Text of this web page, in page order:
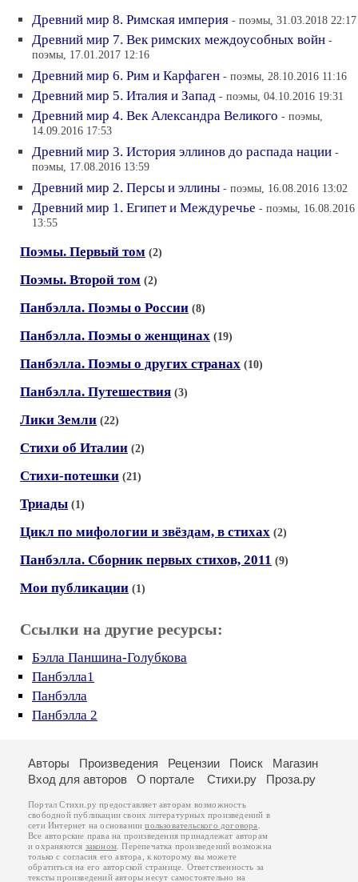
Древний мир 8. Римская империя - поэмы, 31.03.2018 22:17
Древний мир 7. Век римских междоусобных войн -
поэмы, 17.01.2017 12:16
Древний мир 6. Рим и Карфаген - поэмы, 28.10.2016 11:16
Древний мир 5. Италия и Запад - поэмы, 04.10.2016 19:31
Древний мир 4. Век Александра Великого - поэмы,
14.09.2016 17:53
Древний мир 3. История эллинов до распада нации -
поэмы, 17.08.2016 13:59
Древний мир 2. Персы и эллины - поэмы, 16.08.2016 13:02
Древний мир 1. Египет и Междуречье - поэмы, 16.08.2016
13:55
Поэмы. Первый том (2)
Поэмы. Второй том (2)
Панбэлла. Поэмы о России (8)
Панбэлла. Поэмы о женщинах (19)
Панбэлла. Поэмы о других странах (10)
Панбэлла. Путешествия (3)
Лики Земли (22)
Стихи об Италии (2)
Стихи-потешки (21)
Триады (1)
Цикл по мифологии и звёздам, в стихах (2)
Панбэлла. Сборник первых стихов, 2011 (9)
Мои публикации (1)
Ссылки на другие ресурсы:
Бэлла Паншина-Голубкова
Панбэлла1
Панбэлла
Панбэлла 2
Авторы Произведения Рецензии Поиск
Магазин
Вход для авторов
О портале Стихи.ру Проза.ру
Портал Стихи.ру предоставляет авторам возможность
свободной публикации своих литературных произведений в
сети Интернет на основаниипользовательского договора
Все авторские права на произведения принадлежат авторам
и охраняются законом . Перепечатка произведений возможна
только с согласия его автора, к которому вы можете
обратиться на его авторской странице. Ответственность за
тексты произведений авторы несут самостоятельно на